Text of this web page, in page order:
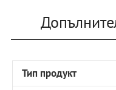
Тип продукт